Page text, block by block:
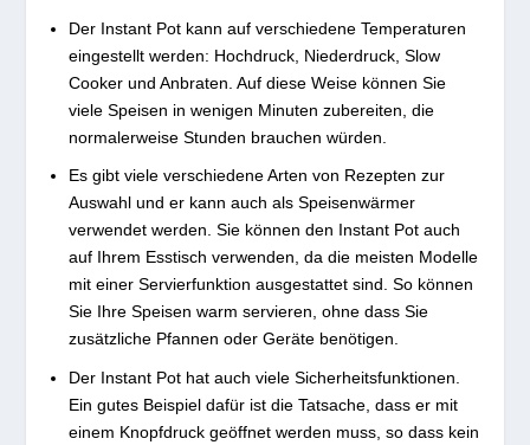
Der Instant Pot kann auf verschiedene Temperaturen
eingestellt werden: Hochdruck, Niederdruck, Slow
Cooker und Anbraten. Auf diese Weise können Sie
viele Speisen in wenigen Minuten zubereiten, die
normalerweise Stunden brauchen würden.
Es gibt viele verschiedene Arten von Rezepten zur
Auswahl und er kann auch als Speisenwärmer
verwendet werden. Sie können den Instant Pot auch
auf Ihrem Esstisch verwenden, da die meisten Modelle
mit einer Servierfunktion ausgestattet sind. So können
Sie Ihre Speisen warm servieren, ohne dass Sie
zusätzliche Pfannen oder Geräte benötigen.
Der Instant Pot hat auch viele Sicherheitsfunktionen.
Ein gutes Beispiel dafür ist die Tatsache, dass er mit
einem Knopfdruck geöffnet werden muss, so dass kein